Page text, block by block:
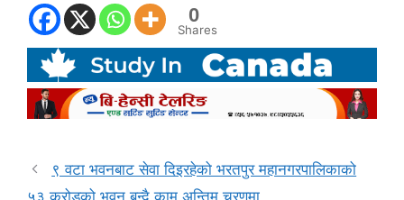
0
Shares
९ वटा भवनबाट सेवा दिइरहेको भरतपुर महानगरपालिकाको